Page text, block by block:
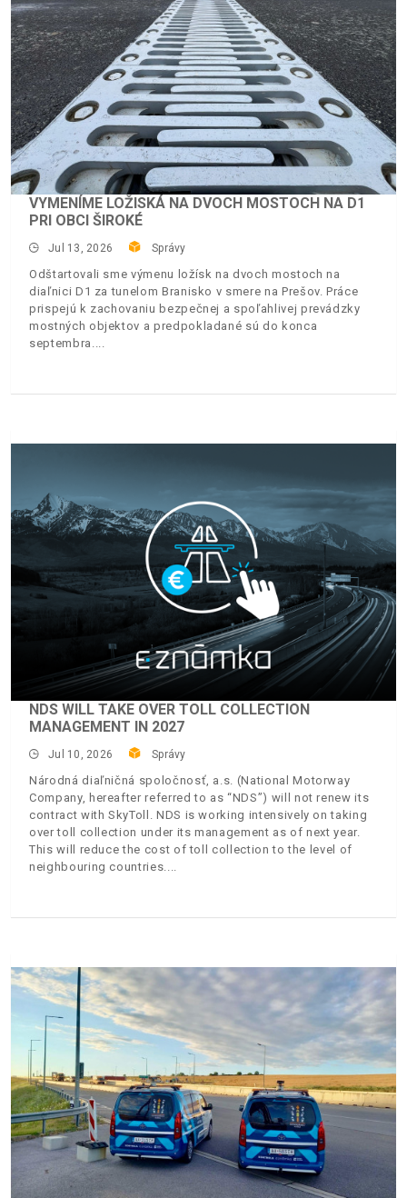
VYMENÍME LOŽISKÁ NA DVOCH MOSTOCH NA D1
PRI OBCI ŠIROKÉ
Jul 13, 2026 Správy
Odštartovali sme výmenu ložísk na dvoch mostoch na
diaľnici D1 za tunelom Branisko v smere na Prešov. Práce
prispejú k zachovaniu bezpečnej a spoľahlivej prevádzky
mostných objektov a predpokladané sú do konca
septembra.
NDS WILL TAKE OVER TOLL COLLECTION
MANAGEMENT IN 2027
Jul 10, 2026 Správy
Národná diaľničná spoločnosť, a.s. (National Motorway
Company, hereafter referred to as “NDS”) will not renew its
contract with SkyToll. NDS is working intensively on taking
over toll collection under its management as of next year.
This will reduce the cost of toll collection to the level of
neighbouring countries.